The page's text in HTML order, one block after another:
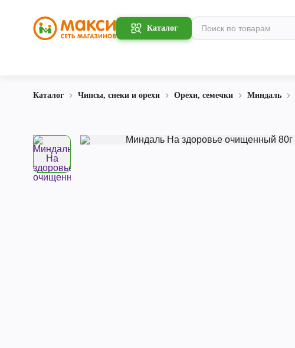
Каталог
Каталог Чипсы, снеки и орехи Орехи, семечки Миндаль